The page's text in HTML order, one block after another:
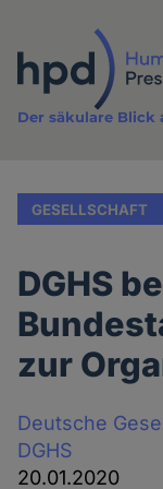
Inhalt
Der säkulare Blick
GESELLSCHAFT
DGHS
zur
Deutsche
DGHS
20.01.2020